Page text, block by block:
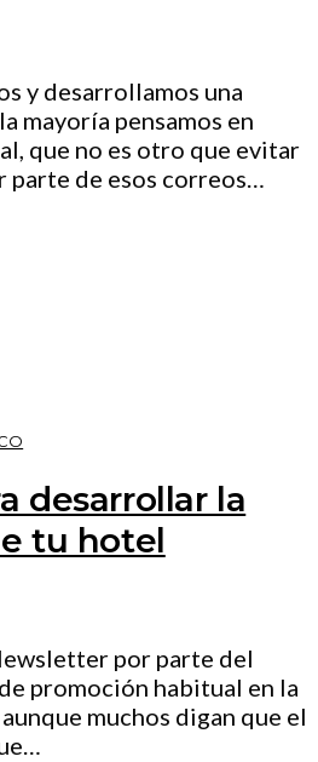
y desarrollamos una
mayoría pensamos en
que no es otro que evitar
parte de esos correos…
desarrollar la
tu hotel
por parte del
promoción habitual en la
muchos digan que el